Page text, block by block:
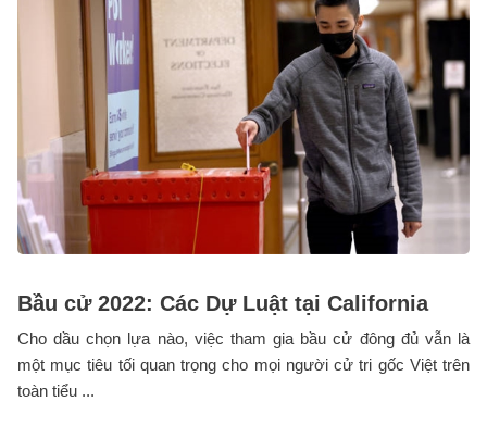
Bầu cử 2022: Các Dự Luật tại California
Cho dầu chọn lựa nào, việc tham gia bầu cử đông đủ vẫn là
một mục tiêu tối quan trọng cho mọi người cử tri gốc Việt trên
toàn tiểu ...